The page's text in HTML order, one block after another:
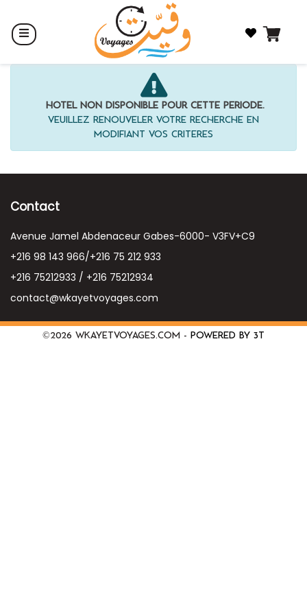
Hôtel non disponible pour cette période.
Veuillez renouveler votre recherche en
modifiant vos critères
Contact
Avenue Jamel Abdenaceur Gabes-6000- V3FV+C9
+216 98 143 966/+216 75 212 933
+216 75212933 / +216 75212934
contact@wkayetvoyages.com
©2026 wkayetvoyages.com - Powered by 3T